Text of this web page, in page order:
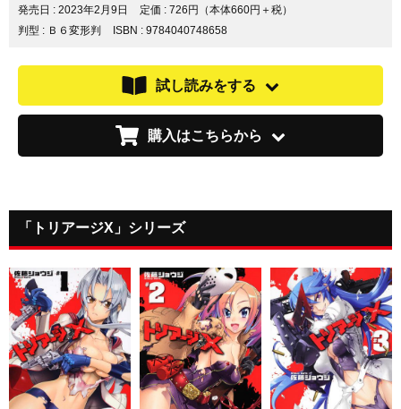
ア
ア
発売日 : 2023年2月9日
定価 : 726円（本体660円＋税）
判型 : Ｂ６変形判
ISBN : 9784040748658
試し読みをする
購入はこちらから
「トリアージX」シリーズ